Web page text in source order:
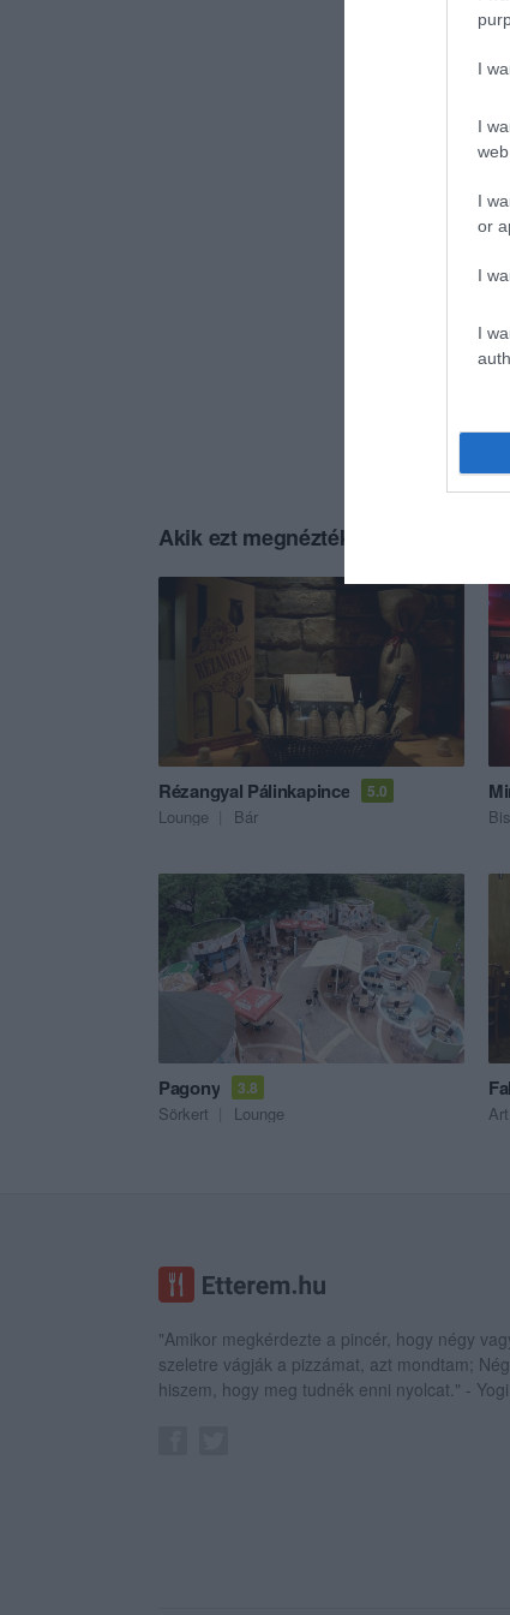
I
I
I
or
I
I
Akik ezt megnézték, ezeket is
Rézangyal Pálinkapince 5.0
Lounge Bár
Pagony 3.8
Sörkert Lounge
"Amikor megkérdezte a pincér, hogy négy
szeletre vágják a pizzámat, azt mondtam;
hiszem, hogy meg tudnék enni nyolcat." -